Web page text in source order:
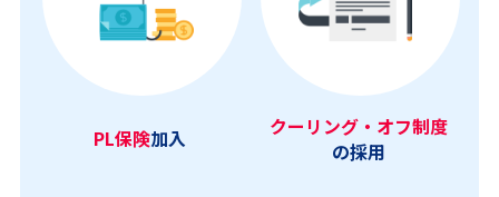
PL保険加入
クーリング・オフ制度
の採用